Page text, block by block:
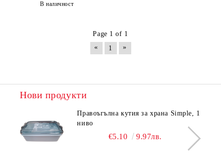
В наличност
Page 1 of 1
«
1 »
Нови продукти
Правоъгълна кутия за храна Simple, 1
ниво
€5.10 9.97лв.